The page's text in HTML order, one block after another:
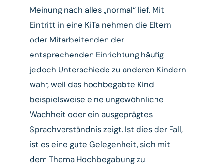
Meinung nach alles „normal“ lief. Mit
Eintritt in eine KiTa nehmen die Eltern
oder Mitarbeitenden der
entsprechenden Einrichtung häufig
jedoch Unterschiede zu anderen Kindern
wahr, weil das hochbegabte Kind
beispielsweise eine ungewöhnliche
Wachheit oder ein ausgeprägtes
Sprachverständnis zeigt. Ist dies der Fall,
ist es eine gute Gelegenheit, sich mit
dem Thema Hochbegabung zu